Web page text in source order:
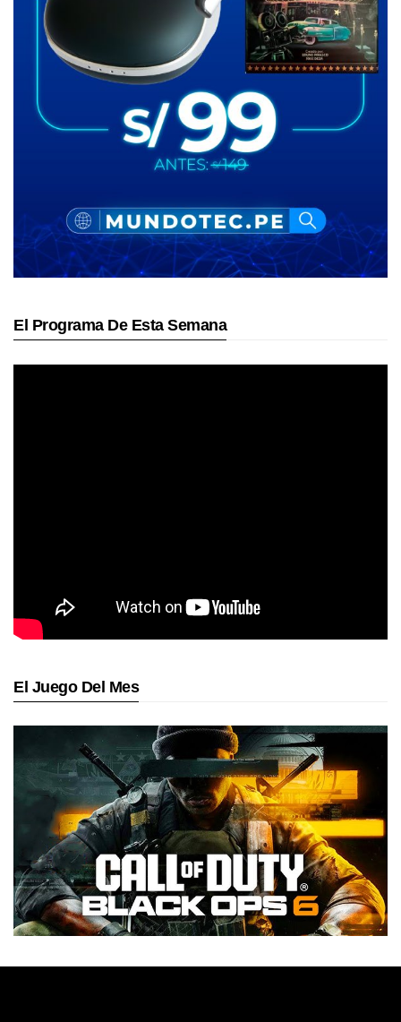
El Programa De Esta Semana
El Juego Del Mes